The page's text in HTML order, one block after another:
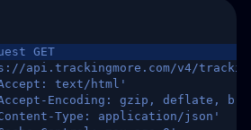
GET
v4/trackings/
text/html'
Encoding: gzip, deflate,
Type: application/json'